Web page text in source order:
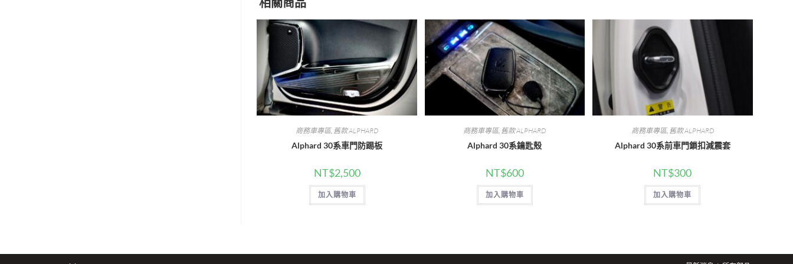
商務車專區, 舊款 ALPHARD
Alphard 30系車門防踢板
NT$2,500
加入購物車
商務車專區, 舊款 ALPHARD
Alphard 30系鑰匙殼
NT$600
加入購物車
商務車專區, 舊款 ALPHARD
Alphard 30系前車門鎖扣減震套
NT$300
加入購物車